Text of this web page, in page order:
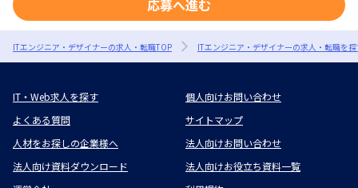
応募へ進む
ITエンジニア・デザイナーの求人・転職TOP ITエンジニア・デザイナーの求人・転職を
IT・Web求人を探す
個人向けお問い合わせ
よくある質問
サイトマップ
人材をお探しの企業様へ
法人向けお問い合わせ
法人向け資料ダウンロード
法人向けお役立ち資料一覧